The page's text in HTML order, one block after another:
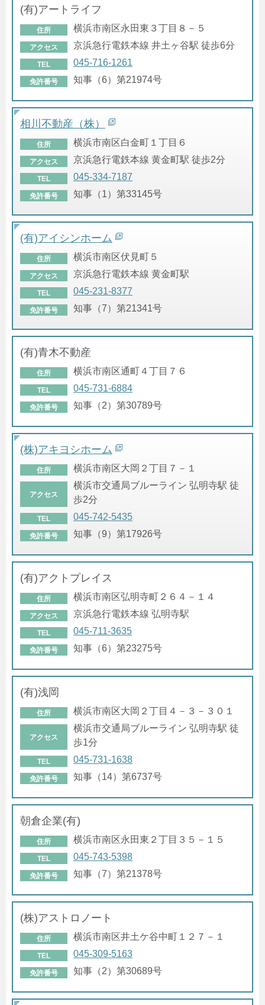
(有)アートライフ
住所 横浜市南区永田東３丁目８－５
アクセス 京浜急行電鉄本線 井土ヶ谷駅 徒歩6分
TEL 045-716-1261
免許番号 知事（6）第21974号
相川不動産（株）
住所 横浜市南区白金町１丁目６
アクセス 京浜急行電鉄本線 黄金町駅 徒歩2分
TEL 045-334-7187
免許番号 知事（1）第33145号
(有)アイシンホーム
住所 横浜市南区伏見町５
アクセス 京浜急行電鉄本線 黄金町駅
TEL 045-231-8377
免許番号 知事（7）第21341号
(有)青木不動産
住所 横浜市南区通町４丁目７６
TEL 045-731-6884
免許番号 知事（2）第30789号
(株)アキヨシホーム
住所 横浜市南区大岡２丁目７－１
アクセス
横浜市交通局ブルーライン 弘明寺駅 徒
歩2分
TEL 045-742-5435
免許番号 知事（9）第17926号
(有)アクトプレイス
住所 横浜市南区弘明寺町２６４－１４
アクセス 京浜急行電鉄本線 弘明寺駅
TEL 045-711-3635
免許番号 知事（6）第23275号
(有)浅岡
住所 横浜市南区大岡２丁目４－３－３０１
アクセス
横浜市交通局ブルーライン 弘明寺駅 徒
歩1分
TEL 045-731-1638
免許番号 知事（14）第6737号
朝倉企業(有)
住所 横浜市南区永田東２丁目３５－１５
TEL 045-743-5398
免許番号 知事（7）第21378号
(株)アストロノート
住所 横浜市南区井土ケ谷中町１２７－１
TEL 045-309-5163
免許番号 知事（2）第30689号